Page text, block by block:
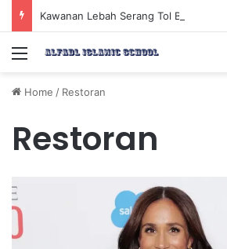
Menu
Home / Restoran
Restoran